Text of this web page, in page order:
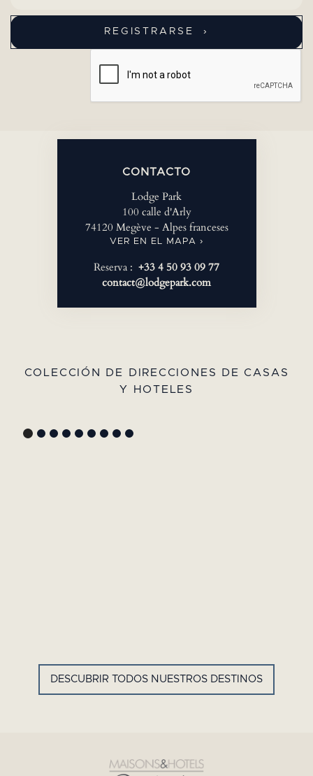
CONTACTO
Lodge Park
100 calle d'Arly
74120 Megève - Alpes franceses
VER EN EL MAPA ›
Reserva : +33 4 50 93 09 77
contact@lodgepark.com
COLECCIÓN DE DIRECCIONES DE CASAS
Y HOTELES
DESCUBRIR TODOS NUESTROS DESTINOS